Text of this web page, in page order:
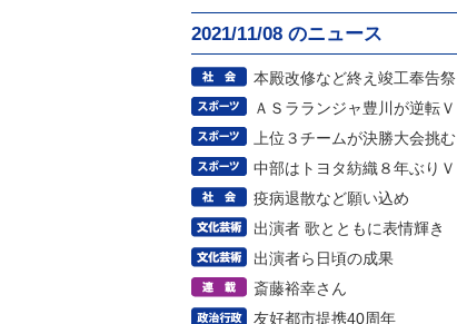
2021/11/08 のニュース
本殿改修など終え竣工奉告祭
ＡＳラランジャ豊川が逆転Ｖ
上位３チームが決勝大会挑む
中部はトヨタ紡織８年ぶりＶ
疫病退散など願い込め
出演者 歌とともに表情輝き
出演者ら日頃の成果
斎藤裕幸さん
友好都市提携40周年